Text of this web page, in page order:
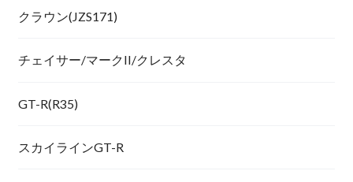
クラウン(JZS171)
チェイサー/マークII/クレスタ
GT-R(R35)
スカイラインGT-R